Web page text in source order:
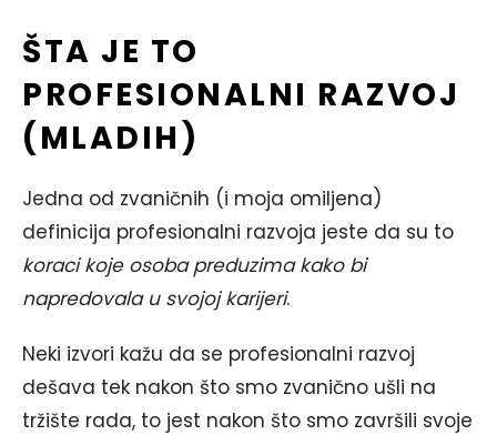
ŠTA JE TO
PROFESIONALNI RAZVOJ
(MLADIH)
Jedna od zvaničnih (i moja omiljena)
definicija profesionalni razvoja jeste da su to
koraci koje osoba preduzima kako bi
napredovala u svojoj karijeri.
Neki izvori kažu da se profesionalni razvoj
dešava tek nakon što smo zvanično ušli na
tržište rada, to jest nakon što smo završili svoje